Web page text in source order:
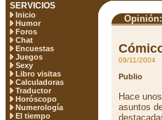
SERVICIOS
Inicio
Humor
Foros
Chat
Encuestas
Juegos
Sexy
Libro visitas
Calculadoras
Traductor
Horóscopo
Numerología
El tiempo
09/11/2004
Publio
Hace
asuntos